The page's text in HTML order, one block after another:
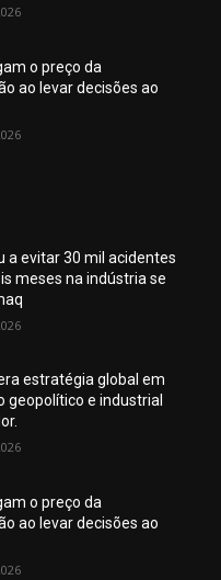
o preço da
ao levar decisões ao
a evitar 30 mil acidentes
meses na indústria se
estratégia global em
geopolítico e industrial
o preço da
ao levar decisões ao